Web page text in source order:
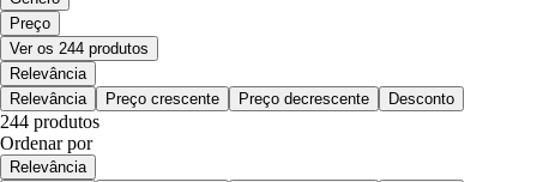
Preço
Ver os 244 produtos
Relevância
Relevância
Preço crescente Preço decrescente Desconto
244 produtos
Ordenar por
Relevância